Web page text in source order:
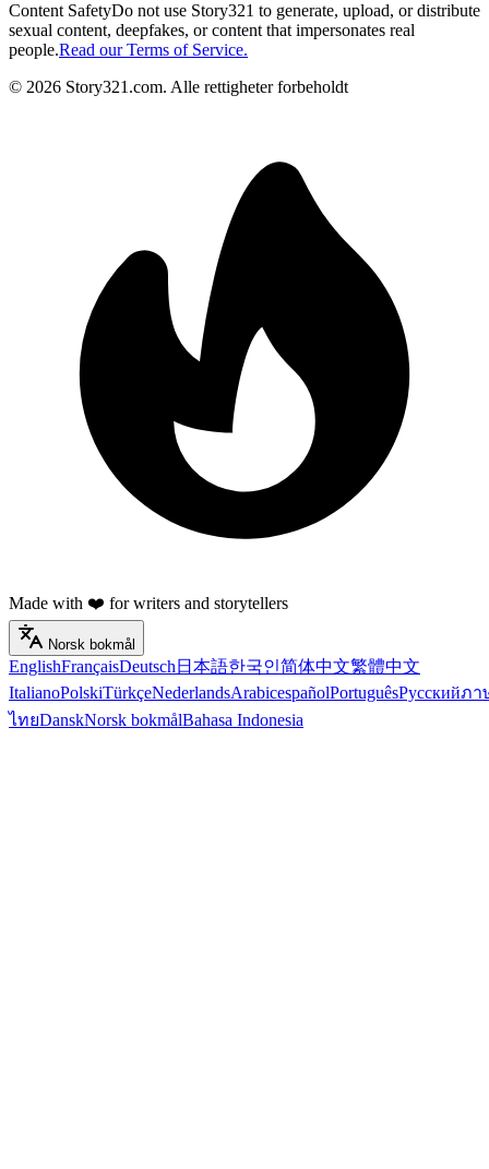
Content SafetyDo not use Story321 to generate, upload, or distribute
sexual content, deepfakes, or content that impersonates real
people.Read our Terms of Service.
© 2026 Story321.com. Alle rettigheter forbeholdt
Made with ❤️ for writers and storytellers
Norsk bokmål
EnglishFrançaisDeutsch 日本語한국인简体中文繁體中文
ItalianoPolskiTürkçeNederlandsArabicespañolPortuguêsРусскийภา
ไทยDanskNorsk bokmålBahasa Indonesia